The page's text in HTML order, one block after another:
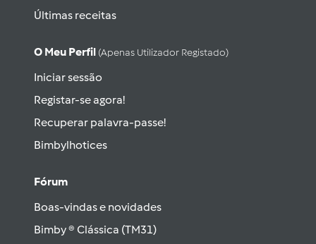
Últimas receitas
O Meu Perfil (apenas Utilizador Registado)
Iniciar sessão
Registar-se agora!
Recuperar palavra-passe!
Bimbylhotices
Fórum
Boas-vindas e novidades
Bimby ® Clássica (TM31)